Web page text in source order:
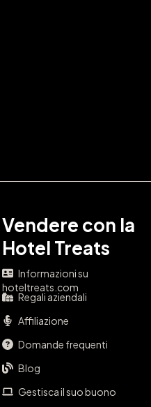
Vendere con la
Hotel Treats
Informazioni su
hoteltreats.com
Regali aziendali
Affiliazione
Domande frequenti
Blog
Gestisca il suo buono